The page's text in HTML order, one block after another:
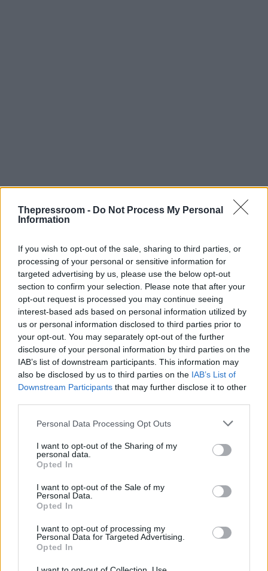
Thepressroom - Do Not Process My Personal
Information
If you wish to opt-out of the sale, sharing to third parties, or
processing of your personal or sensitive information for
targeted advertising by us, please use the below opt-out
section to confirm your selection. Please note that after your
opt-out request is processed you may continue seeing
interest-based ads based on personal information utilized by
us or personal information disclosed to third parties prior to
your opt-out. You may separately opt-out of the further
disclosure of your personal information by third parties on the
IAB’s list of downstream participants. This information may
also be disclosed by us to third parties on the IAB’s List of
Downstream Participants that may further disclose it to other
Please note that this website/app uses one or more Google
not limited to your visit or usage behaviour. You may click to
grant or deny consent to Google and its third-party tags to
use your data for below specified purposes in below Google
consent section.
Personal Data Processing Opt Outs
I want to opt-out of the Sharing of my
personal data.
Opted In
I want to opt-out of the Sale of my
Personal Data.
Opted In
I want to opt-out of processing my
Personal Data for Targeted Advertising.
Opted In
Παράλληλα, ο αντιπρόεδρος των ΗΠΑ
αναφέρθηκε και στις οικονομικές επιπτώσεις της
σύγκρουσης, αναγνωρίζοντας την άνοδο των
τιμών των καυσίμων. Εξέφρασε, ωστόσο, την
σύντομα, υποστηρίζοντας ότι με την ολοκλήρωση
των στρατιωτικών επιχειρήσεων οι τιμές της
βενζίνης θα υποχωρήσουν.
Οι δηλώσεις αυτές αποτυπώνουν τη στρατηγική
της αμερικανικής πλευράς για περιορισμένης
διάρκειας στρατιωτική εμπλοκή, σε μια περίοδο
όπου η ένταση στην περιοχή παραμένει υψηλή και
οι διεθνείς αγορές επηρεάζονται άμεσα από τις
εξελίξεις.